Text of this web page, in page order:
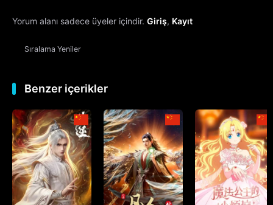
Yorum alanı sadece üyeler içindir. Giriş, Kayıt
Sıralama Yeniler
Benzer içerikler